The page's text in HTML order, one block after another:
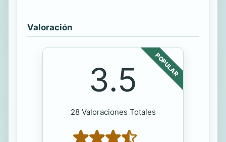
Valoración
POPULAR
3.5
28 Valoraciones Totales